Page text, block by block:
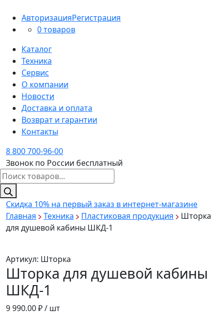
АвторизацияРегистрация
0 товаров
Каталог
Техника
Сервис
О компании
Новости
Доставка и оплата
Возврат и гарантии
Контакты
8 800 700-96-00
Звонок по России бесплатный
Поиск
товаров
Скидка 10% на первый заказ в интернет-магазине
Главная
Техника Пластиковая продукция
Шторка
для душевой кабины ШКД-1
Артикул: Шторка
Шторка для душевой кабины
ШКД-1
9 990.00₽ / шт